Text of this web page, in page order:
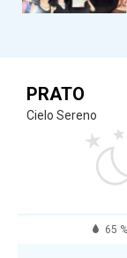
PRATO
Cielo Sereno
65 %